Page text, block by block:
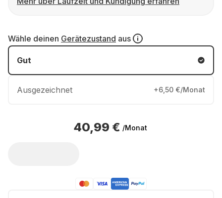
Wähle deinen Gerätezustand aus
Gut
Ausgezeichnet +6,50 €/Monat
40,99 € /Monat